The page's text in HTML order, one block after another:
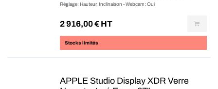
Réglage: Hauteur, Inclinaison - Webcam: Oui
2 916,00€ HT
Stocks limités
APPLE Studio Display XDR Verre